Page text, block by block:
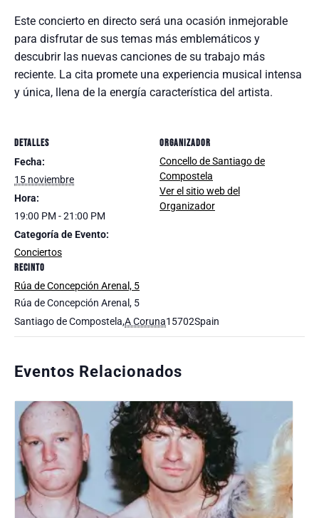
Este concierto en directo será una ocasión inmejorable
para disfrutar de sus temas más emblemáticos y
descubrir las nuevas canciones de su trabajo más
reciente. La cita promete una experiencia musical intensa
y única, llena de la energía característica del artista.
DETALLES
Fecha:
15 noviembre
Hora:
19:00 PM - 21:00 PM
Categoría de Evento:
Conciertos
RECINTO
Rúa de Concepción Arenal, 5
Rúa de Concepción Arenal, 5
Santiago de Compostela,A Coruna15702Spain
ORGANIZADOR
Concello de Santiago de
Compostela
Ver el sitio web del
Organizador
Eventos Relacionados